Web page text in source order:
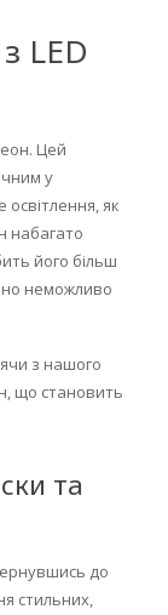
LED
Цей
у
освітлення, як
набагато
його більш
неможливо
з нашого
що становить
та
до
стильних,